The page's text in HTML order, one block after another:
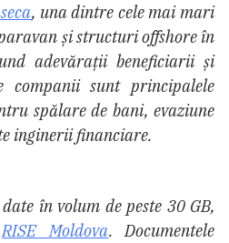
, una dintre cele mai mari
și structuri offshore în
adevărații beneficiarii și
companii sunt principalele
spălare de bani, evaziune
inginerii financiare.
în volum de peste 30 GB,
RISE Moldova. Documentele